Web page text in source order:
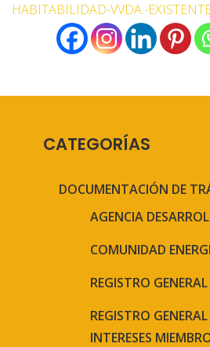
HABITABILIDAD-VVDA.-
CATEGORÍAS
DOCUMENTACIÓN DE
AGENCIA
COMUNIDAD
REGISTRO GENERAL
REGISTRO
INTERESES